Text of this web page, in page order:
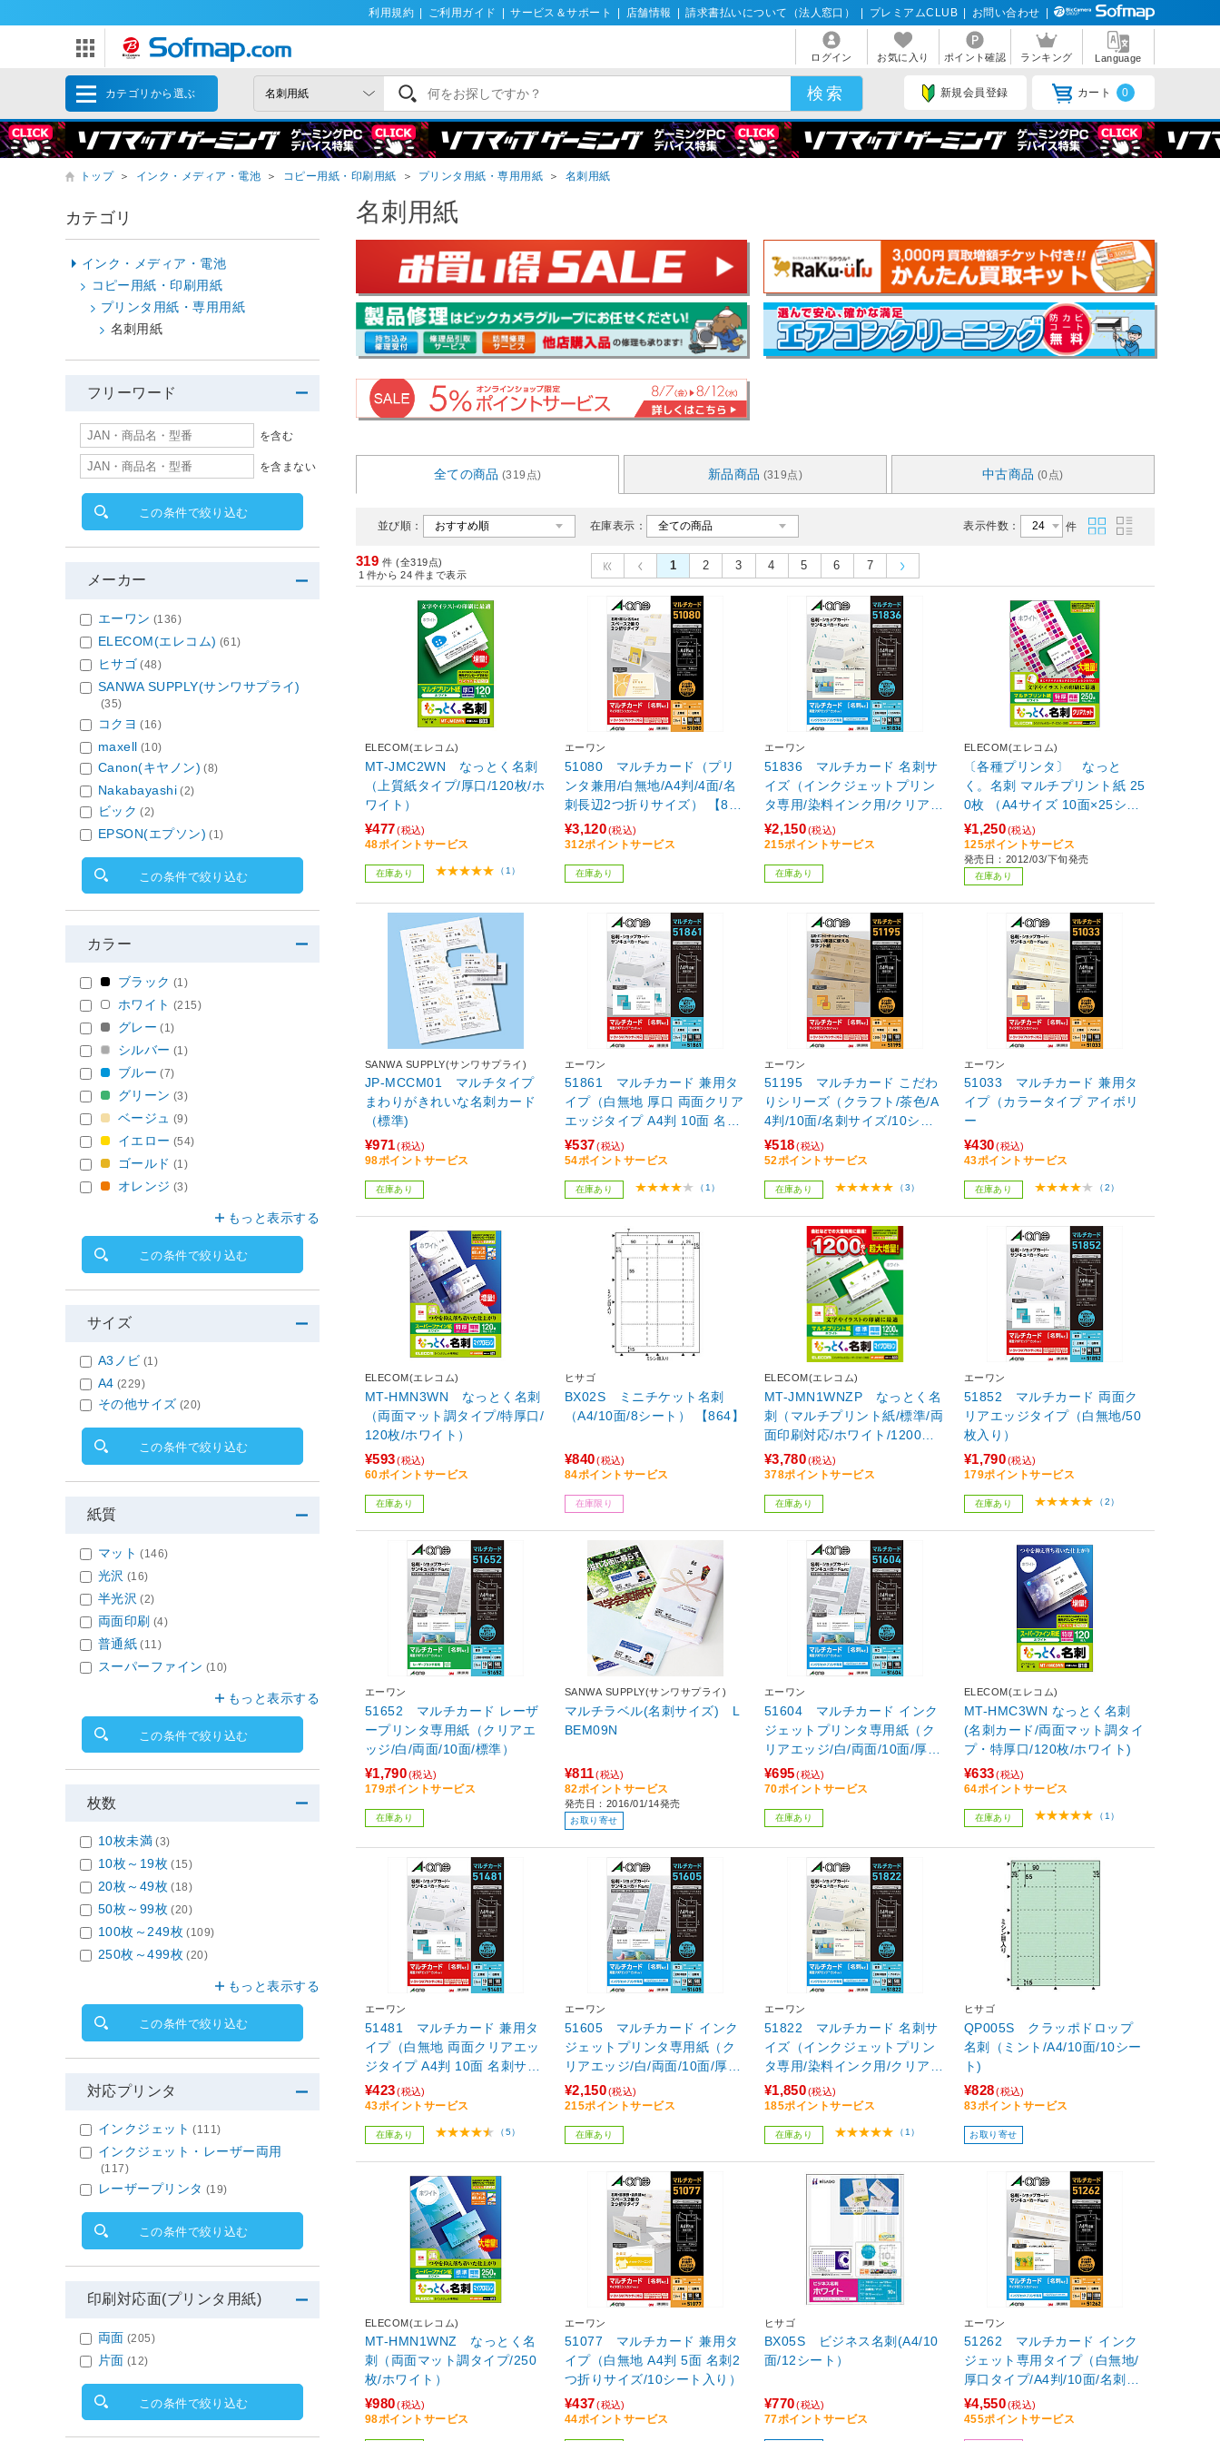
利用規約 ご利用ガイド サービス＆サポート 店舗情報 請求書払いについて（法人窓口） プレミアムCLUB お問い合わせ
ログイン お気に入り ポイント確認 ランキング Language
カテゴリから選ぶ 新規会員登録 カート 0
トップ ＞ インク・メディア・電池 ＞ コピー用紙・印刷用紙 ＞ プリンタ用紙・専用用紙 ＞ 名刺用紙
名刺用紙
全ての商品 (319点) 新品商品 (319点) 中古商品 (0点)
並び順： 在庫表示： 表示件数： 件
319 件 (全319点)
1 件から 24 件まで表示
1 2 3 4 5 6 7
ELECOM(エレコム)
MT-JMC2WN なっとく名刺
（上質紙タイプ/厚口/120枚/ホ
ワイト）
¥477 (税込)
48ポイントサービス
在庫あり （1）
エーワン
51080 マルチカード（プリ
ンタ兼用/白無地/A4判/4面/名
刺長辺2つ折りサイズ） 【86
4】
¥3,120(税込)
312ポイントサービス
在庫あり
エーワン
51836 マルチカード 名刺サ
イズ（インクジェットプリン
タ専用/染料インク用/クリアエ
ッジ/厚口/ソフトアイボリー/A
4/1シート10面/50枚入)
¥2,150(税込)
215ポイントサービス
在庫あり
ELECOM(エレコム)
〔各種プリンタ〕 なっと
く。名刺 マルチプリント紙 25
0枚 （A4サイズ 10面×25シー
トホワイト） MT-JMK3WNZ
¥1,250(税込)
125ポイントサービス
発売日：2012/03/下旬発売
在庫あり
SANWA SUPPLY(サンワサプライ)
JP-MCCM01 マルチタイプ
まわりがきれいな名刺カード
（標準)
¥971 (税込)
98ポイントサービス
在庫あり
エーワン
51861 マルチカード 兼用タ
イプ（白無地 厚口 両面クリア
エッジタイプ A4判 10面 名刺
サイズ/10シート入り） 【86
4】
¥537 (税込)
54ポイントサービス
在庫あり （1）
エーワン
51195 マルチカード こだわ
りシリーズ（クラフト/茶色/A
4判/10面/名刺サイズ/10シー
ト入り）
¥518 (税込)
52ポイントサービス
在庫あり （3）
エーワン
51033 マルチカード 兼用タ
イプ（カラータイプ アイボリ
ー
¥430 (税込)
43ポイントサービス
在庫あり （2）
ELECOM(エレコム)
MT-HMN3WN なっとく名刺
（両面マット調タイプ/特厚口/
120枚/ホワイト）
¥593 (税込)
60ポイントサービス
在庫あり
ヒサゴ
BX02S ミニチケット名刺
（A4/10面/8シート） 【864】
¥840 (税込)
84ポイントサービス
在庫限り
ELECOM(エレコム)
MT-JMN1WNZP なっとく名
刺（マルチプリント紙/標準/両
面印刷対応/ホワイト/1200
枚）
¥3,780(税込)
378ポイントサービス
在庫あり
エーワン
51852 マルチカード 両面ク
リアエッジタイプ（白無地/50
枚入り）
¥1,790(税込)
179ポイントサービス
在庫あり （2）
エーワン
51652 マルチカード レーザ
ープリンタ専用紙（クリアエ
ッジ/白/両面/10面/標準）
¥1,790(税込)
179ポイントサービス
在庫あり
SANWA SUPPLY(サンワサプライ)
マルチラベル(名刺サイズ) L
BEM09N
¥811 (税込)
82ポイントサービス
発売日：2016/01/14発売
お取り寄せ
エーワン
51604 マルチカード インク
ジェットプリンタ専用紙（ク
リアエッジ/白/両面/10面/厚
口）
¥695 (税込)
70ポイントサービス
在庫あり
ELECOM(エレコム)
MT-HMC3WN なっとく名刺
(名刺カード/両面マット調タイ
プ・特厚口/120枚/ホワイト)
¥633 (税込)
64ポイントサービス
在庫あり （1）
エーワン
51481 マルチカード 兼用タ
イプ（白無地 両面クリアエッ
ジタイプ A4判 10面 名刺サイ
ズ/10シート入り）
¥423 (税込)
43ポイントサービス
在庫あり （5）
エーワン
51605 マルチカード インク
ジェットプリンタ専用紙（ク
リアエッジ/白/両面/10面/厚
口）
¥2,150(税込)
215ポイントサービス
在庫あり
エーワン
51822 マルチカード 名刺サ
イズ（インクジェットプリン
タ専用/染料インク用/クリアエ
ッジ/アイボリー/A4/1シート1
0面/50枚入)
¥1,850(税込)
185ポイントサービス
在庫あり （1）
ヒサゴ
QP005S クラッポドロップ
名刺（ミント/A4/10面/10シー
ト)
¥828 (税込)
83ポイントサービス
お取り寄せ
ELECOM(エレコム)
MT-HMN1WNZ なっとく名
刺（両面マット調タイプ/250
枚/ホワイト）
¥980 (税込)
98ポイントサービス
エーワン
51077 マルチカード 兼用タ
イプ（白無地 A4判 5面 名刺2
つ折りサイズ/10シート入り）
¥437 (税込)
44ポイントサービス
ヒサゴ
BX05S ビジネス名刺(A4/10
面/12シート）
¥770 (税込)
77ポイントサービス
エーワン
51262 マルチカード インク
ジェット専用タイプ（白無地/
厚口タイプ/A4判/10面/名刺サ
イズ） 【864】
¥4,550(税込)
455ポイントサービス
カテゴリ
インク・メディア・電池
コピー用紙・印刷用紙
プリンタ用紙・専用用紙
名刺用紙
フリーワード
を含む
を含まない
この条件で絞り込む
メーカー
エーワン (136)
ELECOM(エレコム) (61)
ヒサゴ (48)
SANWA SUPPLY(サンワサプライ)
(35)
コクヨ (16)
maxell (10)
Canon(キヤノン) (8)
Nakabayashi (2)
ビック (2)
EPSON(エプソン) (1)
この条件で絞り込む
カラー
ブラック (1)
ホワイト (215)
グレー (1)
シルバー (1)
ブルー (7)
グリーン (3)
ベージュ (9)
イエロー (54)
ゴールド (1)
オレンジ (3)
もっと表示する
この条件で絞り込む
サイズ
A3ノビ (1)
A4 (229)
その他サイズ (20)
この条件で絞り込む
紙質
マット (146)
光沢 (16)
半光沢 (2)
両面印刷 (4)
普通紙 (11)
スーパーファイン (10)
もっと表示する
この条件で絞り込む
枚数
10枚未満 (3)
10枚～19枚 (15)
20枚～49枚 (18)
50枚～99枚 (20)
100枚～249枚 (109)
250枚～499枚 (20)
もっと表示する
この条件で絞り込む
対応プリンタ
インクジェット (111)
インクジェット・レーザー両用
(117)
レーザープリンタ (19)
この条件で絞り込む
印刷対応面(プリンタ用紙)
両面 (205)
片面 (12)
この条件で絞り込む